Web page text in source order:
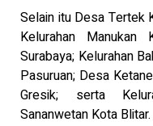
Selain itu Desa Tertek
Kelurahan Manukan
Surabaya; Kelurahan
Pasuruan; Desa
Gresik; serta
Sananwetan Kota Blitar.